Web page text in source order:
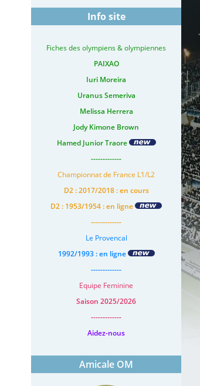
Info site
Fiches des olympiens & olympiennes
PAIXAO
Iuri Moreira
Uranus Semeriva
Melissa Herrera
Jody Kimone Brown
Hamed Junior Traore
-------------
Championnat de France L1/L2
D2 : 2017/2018 : en cours
D2 : 1953/1954 : en ligne
-------------
Le Provencal
1992/1993 : en ligne
-------------
Equipe Feminine
Saison 2025/2026
-------------
Aidez-nous
Amicale OM